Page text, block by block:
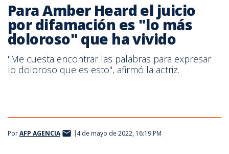
Para Amber Heard el juicio
por difamación es "lo más
doloroso" que ha vivido
"Me cuesta encontrar las palabras para expresar
lo doloroso que es esto", afirmó la actriz.
PorAFP AGENCIA 4 de mayo de 2022, 16:19 PM